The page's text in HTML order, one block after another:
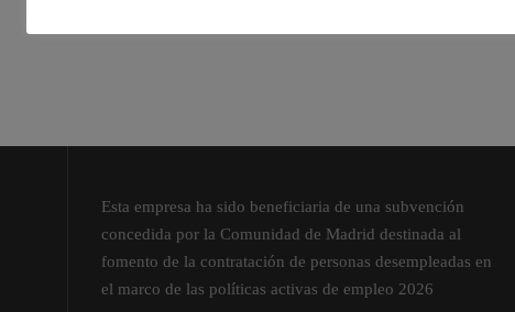
Esta empresa ha sido beneficiaria de una subvención
concedida por la Comunidad de Madrid destinada al
fomento de la contratación de personas desempleadas en
el marco de las políticas activas de empleo 2026